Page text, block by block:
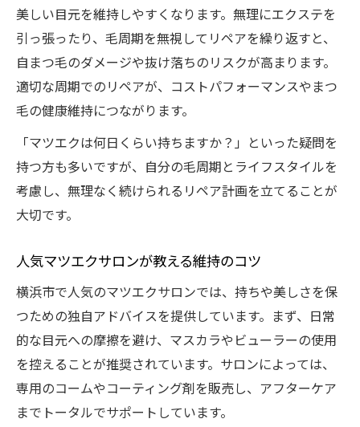
美しい目元を維持しやすくなります。無理にエクステを
引っ張ったり、毛周期を無視してリペアを繰り返すと、
自まつ毛のダメージや抜け落ちのリスクが高まります。
適切な周期でのリペアが、コストパフォーマンスやまつ
毛の健康維持につながります。
「マツエクは何日くらい持ちますか？」といった疑問を
持つ方も多いですが、自分の毛周期とライフスタイルを
考慮し、無理なく続けられるリペア計画を立てることが
大切です。
人気マツエクサロンが教える維持のコツ
横浜市で人気のマツエクサロンでは、持ちや美しさを保
つための独自アドバイスを提供しています。まず、日常
的な目元への摩擦を避け、マスカラやビューラーの使用
を控えることが推奨されています。サロンによっては、
専用のコームやコーティング剤を販売し、アフターケア
までトータルでサポートしています。